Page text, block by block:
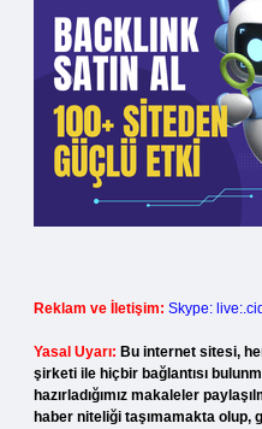
Reklam ve İletişim: Skype:
Yasal Uyarı: Bu internet sitesi,
şirketi ile hiçbir bağlantısı
hazırladığımız makaleler
haber niteliği taşımamakta olup,